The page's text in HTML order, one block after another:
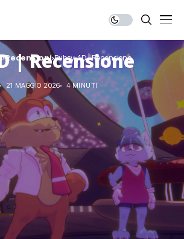
Recensioni Bubsy 4D | Recensione
| Recensione
21 MAGGIO 2026 4 MINUTI